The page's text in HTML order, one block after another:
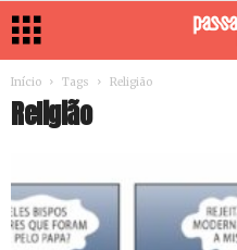
Início Tags Religião
Religião